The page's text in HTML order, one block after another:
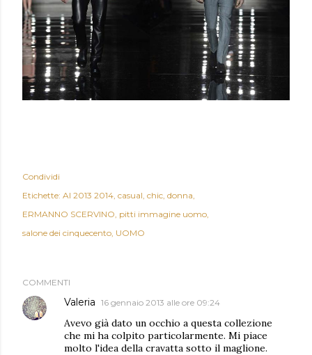
Condividi
Etichette: AI 2013 2014 casual chic donna
ERMANNO SCERVINO pitti immagine uomo
salone dei cinquecento UOMO
COMMENTI
Valeria 16 gennaio 2013 alle ore 09:24
Avevo già dato un occhio a questa collezione
che mi ha colpito particolarmente. Mi piace
molto l'idea della cravatta sotto il maglione.